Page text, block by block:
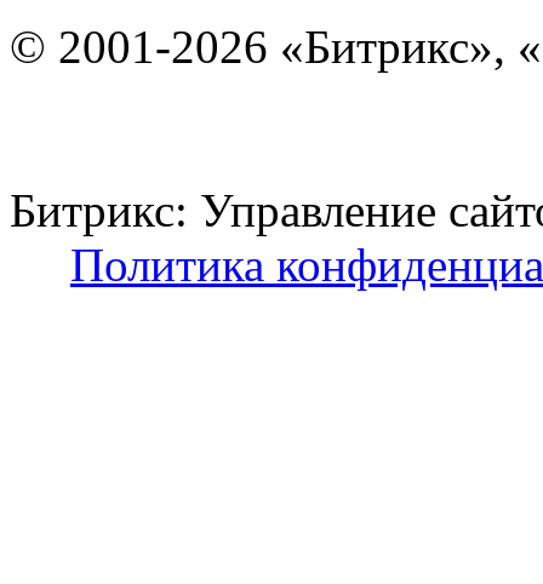
© 2001-2026 «Битрикс»,
Битрикс: Управление
Политика